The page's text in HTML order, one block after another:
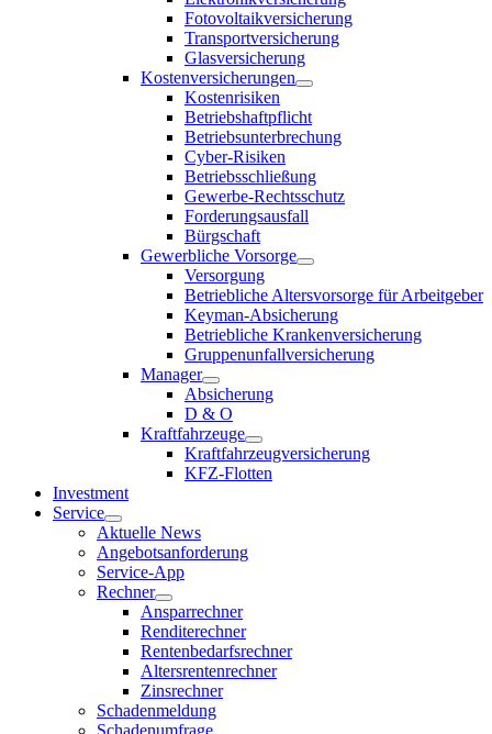
Fotovoltaikversicherung
Transportversicherung
Glasversicherung
Kostenversicherungen
Kostenrisiken
Betriebshaftpflicht
Betriebsunterbrechung
Cyber-Risiken
Betriebsschließung
Gewerbe-Rechtsschutz
Forderungsausfall
Bürgschaft
Gewerbliche Vorsorge
Versorgung
Betriebliche Altersvorsorge für Arbeitgeber
Keyman-Absicherung
Betriebliche Krankenversicherung
Gruppenunfallversicherung
Manager
Absicherung
D & O
Kraftfahrzeuge
Kraftfahrzeugversicherung
KFZ-Flotten
Investment
Service
Aktuelle News
Angebotsanforderung
Service-App
Rechner
Ansparrechner
Renditerechner
Rentenbedarfsrechner
Altersrentenrechner
Zinsrechner
Schadenmeldung
Schadenumfrage